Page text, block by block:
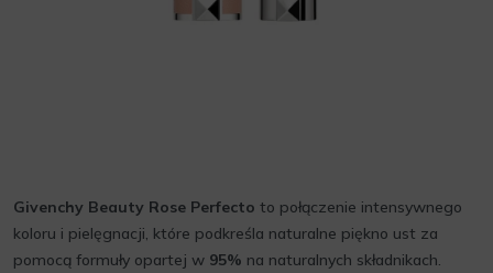
Givenchy Beauty Rose Perfecto to połączenie intensywnego
koloru i pielęgnacji, które podkreśla naturalne piękno ust za
pomocą formuły opartej w 95% na naturalnych składnikach.